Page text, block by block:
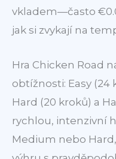
vkladem—často
jak si zvykají na
Hra Chicken Road
obtížnosti: Easy (24
Hard (20 kroků) a
rychlou, intenzivní
Medium nebo